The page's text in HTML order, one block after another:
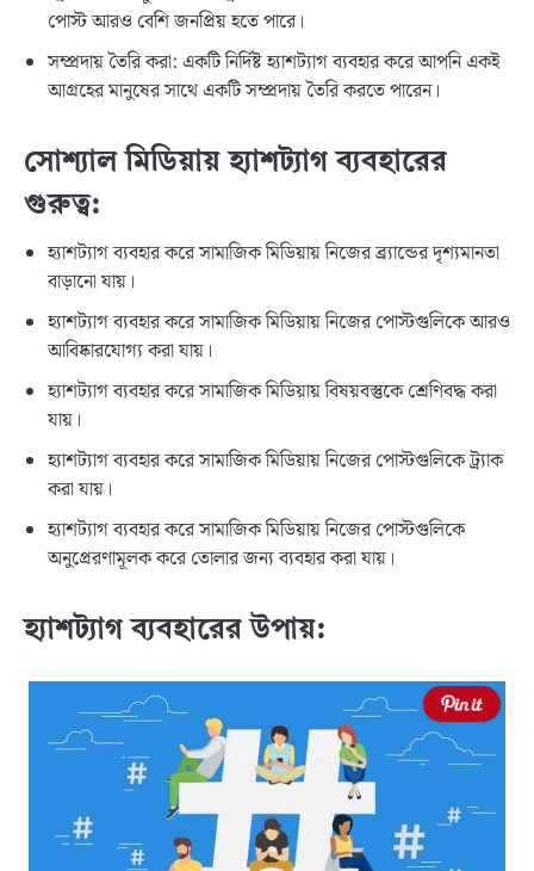
পোস্ট আরও বেশি জনপ্রিয় হতে পারে।
সম্প্রদায় তৈরি করা: একটি নির্দিষ্ট হ্যাশট্যাগ ব্যবহার করে আপনি একই
আগ্রহের মানুষের সাথে একটি সম্প্রদায় তৈরি করতে পারেন।
সোশ্যাল মিডিয়ায় হ্যাশট্যাগ ব্যবহারের
গুরুত্ব:
হ্যাশট্যাগ ব্যবহার করে সামাজিক মিডিয়ায় নিজের ব্র্যান্ডের দৃশ্যমানতা
বাড়ানো যায়।
হ্যাশট্যাগ ব্যবহার করে সামাজিক মিডিয়ায় নিজের পোস্টগুলিকে আরও
আবিষ্কারযোগ্য করা যায়।
হ্যাশট্যাগ ব্যবহার করে সামাজিক মিডিয়ায় বিষয়বস্তুকে শ্রেণিবদ্ধ করা
যায়।
হ্যাশট্যাগ ব্যবহার করে সামাজিক মিডিয়ায় নিজের পোস্টগুলিকে ট্র্যাক
করা যায়।
হ্যাশট্যাগ ব্যবহার করে সামাজিক মিডিয়ায় নিজের পোস্টগুলিকে
অনুপ্রেরণামূলক করে তোলার জন্য ব্যবহার করা যায়।
হ্যাশট্যাগ ব্যবহারের উপায়: